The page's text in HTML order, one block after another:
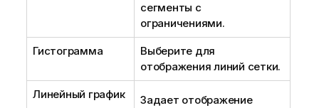
сегменты с
ограничениями.
Гистограмма
Выберите для
отображения линий сетки.
Линейный график
Задает отображение